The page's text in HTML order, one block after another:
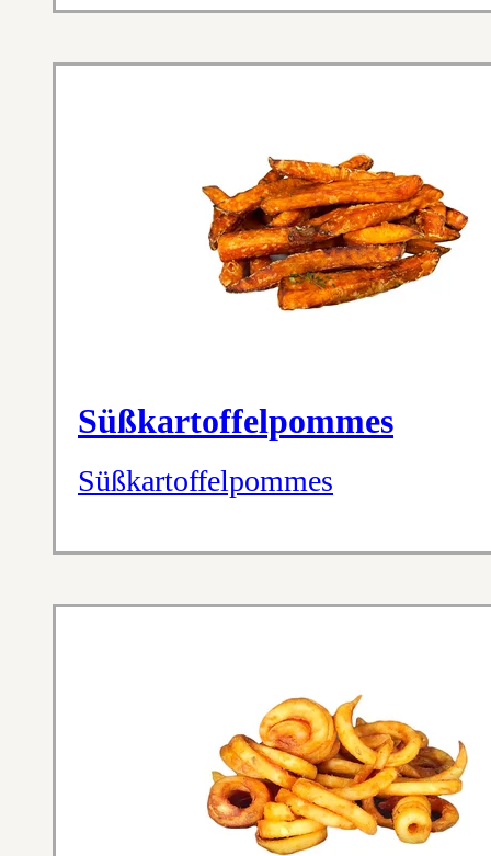
Süßkartoffelpommes
Süßkartoffelpommes